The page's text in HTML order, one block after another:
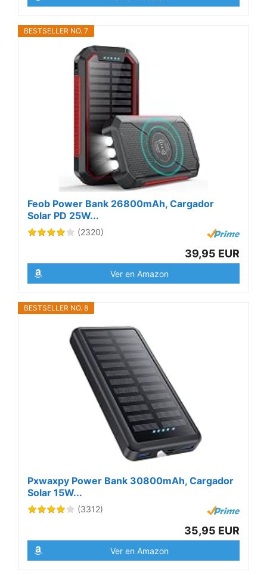
BESTSELLER NO. 7
Feob Power Bank 26800mAh, Cargador
Solar PD 25W...
(2320)
39,95 EUR
Ver en Amazon
BESTSELLER NO. 8
Pxwaxpy Power Bank 30800mAh, Cargador
Solar 15W...
(3312)
35,95 EUR
Ver en Amazon